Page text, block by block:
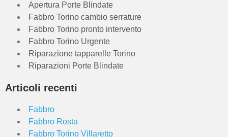
Apertura Porte Blindate
Fabbro Torino cambio serrature
Fabbro Torino pronto intervento
Fabbro Torino Urgente
Riparazione tapparelle Torino
Riparazioni Porte Blindate
Articoli recenti
Fabbro
Fabbro Rosta
Fabbro Torino Villaretto